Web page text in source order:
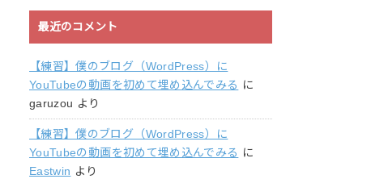
最近のコメント
【練習】僕のブログ（WordPress）に
YouTubeの動画を初めて埋め込んでみる に
garuzou より
【練習】僕のブログ（WordPress）に
YouTubeの動画を初めて埋め込んでみる に
Eastwin より